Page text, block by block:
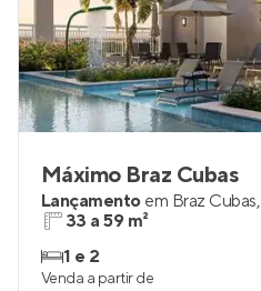
Máximo Braz Cubas
Lançamento em Braz Cubas,
33 a 59 m²
1 e 2
Venda a partir de